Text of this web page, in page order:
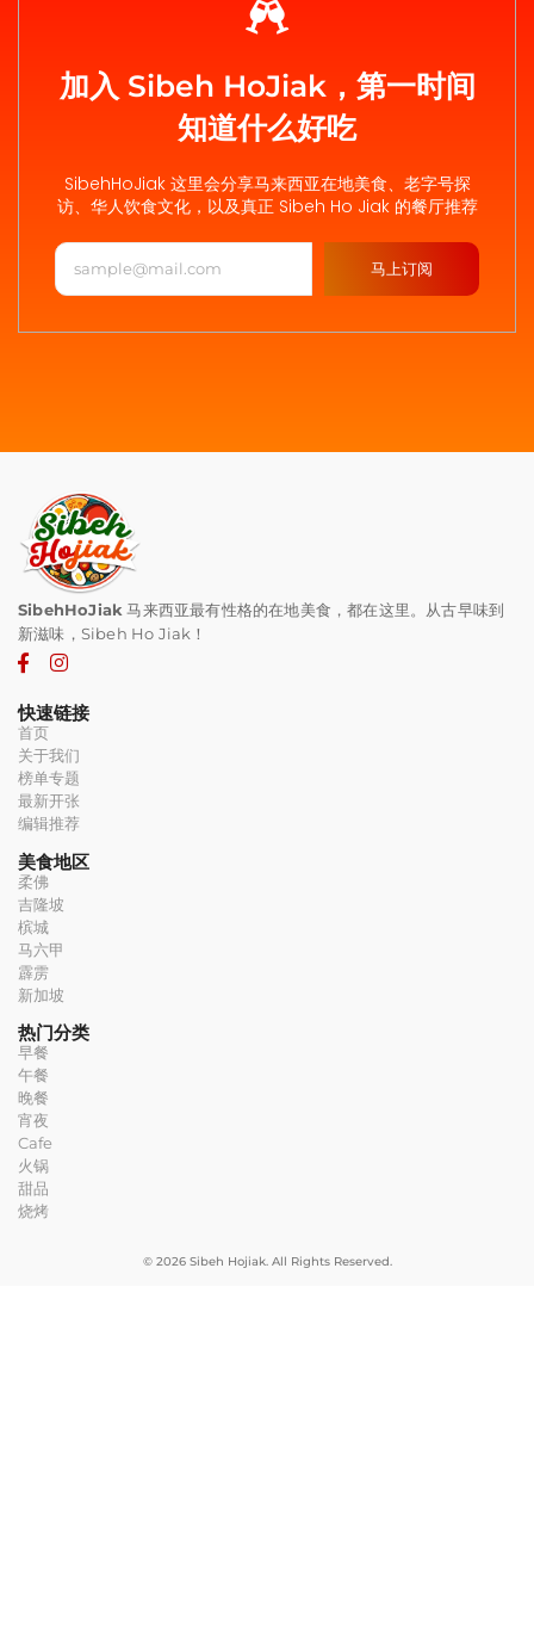
加入 Sibeh HoJiak，第一时间
知道什么好吃
SibehHoJiak 这里会分享马来西亚在地美食、老字号探
访、华人饮食文化，以及真正 Sibeh Ho Jiak 的餐厅推荐
马上订阅
SibehHoJiak 马来西亚最有性格的在地美食，都在这里。从古早味到
新滋味，Sibeh Ho Jiak！
快速链接
首页
关于我们
榜单专题
最新开张
编辑推荐
美食地区
柔佛
吉隆坡
槟城
马六甲
霹雳
新加坡
热门分类
早餐
午餐
晚餐
宵夜
Cafe
火锅
甜品
烧烤
© 2026 Sibeh Hojiak. All Rights Reserved.